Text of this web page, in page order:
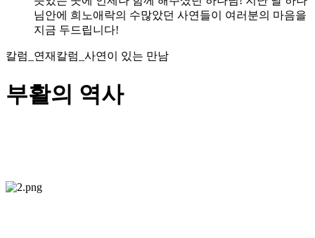
님안에 희노애락의 수많았던 사연들이 여러분의 마음을
지금 두드립니다!
칼럼_연재칼럼_사연이 있는 만남
부활의 역사